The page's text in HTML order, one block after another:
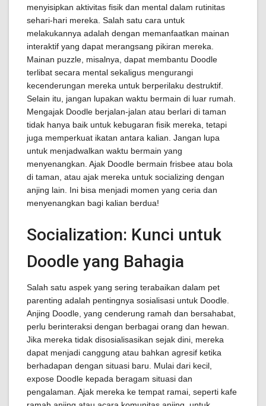
menyisipkan aktivitas fisik dan mental dalam rutinitas
sehari-hari mereka. Salah satu cara untuk
melakukannya adalah dengan memanfaatkan mainan
interaktif yang dapat merangsang pikiran mereka.
Mainan puzzle, misalnya, dapat membantu Doodle
terlibat secara mental sekaligus mengurangi
kecenderungan mereka untuk berperilaku destruktif.
Selain itu, jangan lupakan waktu bermain di luar rumah.
Mengajak Doodle berjalan-jalan atau berlari di taman
tidak hanya baik untuk kebugaran fisik mereka, tetapi
juga memperkuat ikatan antara kalian. Jangan lupa
untuk menjadwalkan waktu bermain yang
menyenangkan. Ajak Doodle bermain frisbee atau bola
di taman, atau ajak mereka untuk socializing dengan
anjing lain. Ini bisa menjadi momen yang ceria dan
menyenangkan bagi kalian berdua!
Socialization: Kunci untuk
Doodle yang Bahagia
Salah satu aspek yang sering terabaikan dalam pet
parenting adalah pentingnya sosialisasi untuk Doodle.
Anjing Doodle, yang cenderung ramah dan bersahabat,
perlu berinteraksi dengan berbagai orang dan hewan.
Jika mereka tidak disosialisasikan sejak dini, mereka
dapat menjadi canggung atau bahkan agresif ketika
berhadapan dengan situasi baru. Mulai dari kecil,
expose Doodle kepada beragam situasi dan
pengalaman. Ajak mereka ke tempat ramai, seperti kafe